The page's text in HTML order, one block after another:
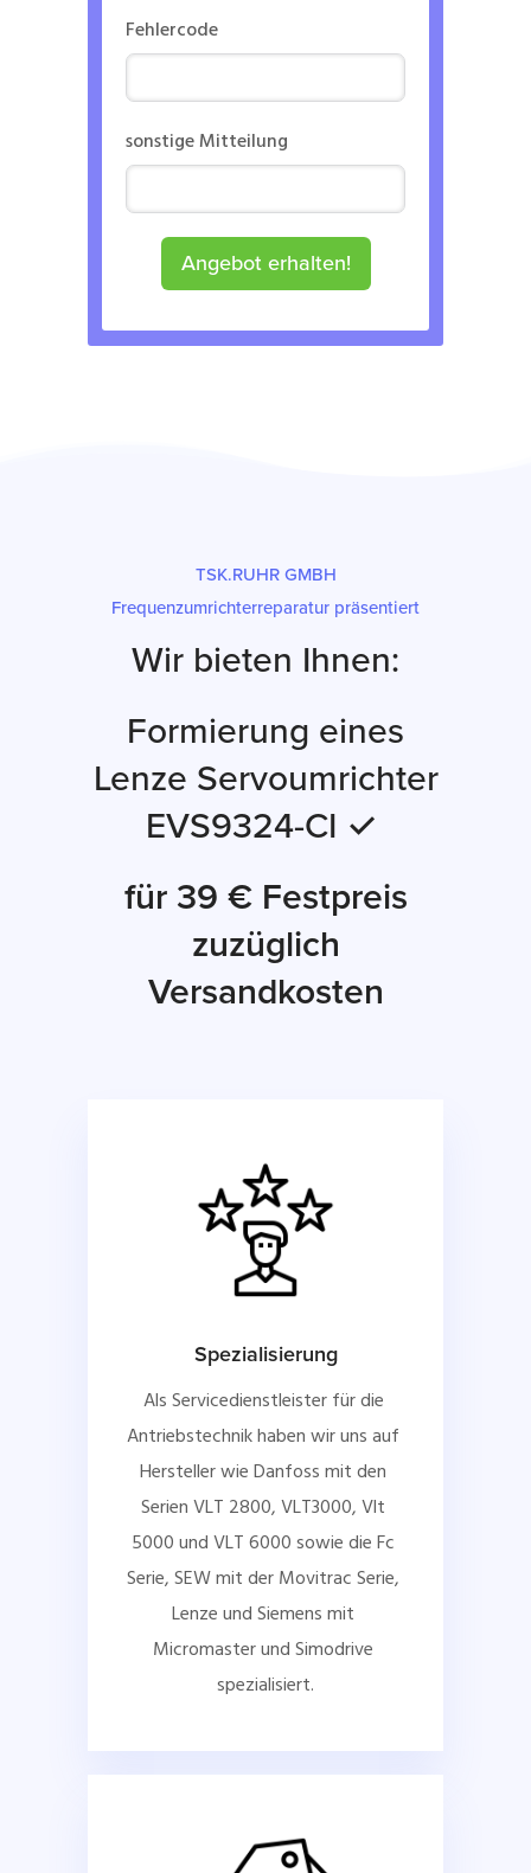
Fehlercode
sonstige Mitteilung
Angebot erhalten!
TSK.RUHR GMBH
Frequenzumrichterreparatur präsentiert
Wir bieten Ihnen:
Formierung eines
Lenze Servoumrichter
EVS9324-CI ✓
für 39 € Festpreis
zuzüglich
Versandkosten
Spezialisierung
Als Servicedienstleister für die
Antriebstechnik haben wir uns auf
Hersteller wie Danfoss mit den
Serien VLT 2800, VLT3000, Vlt
5000 und VLT 6000 sowie die Fc
Serie, SEW mit der Movitrac Serie,
Lenze und Siemens mit
Micromaster und Simodrive
spezialisiert.